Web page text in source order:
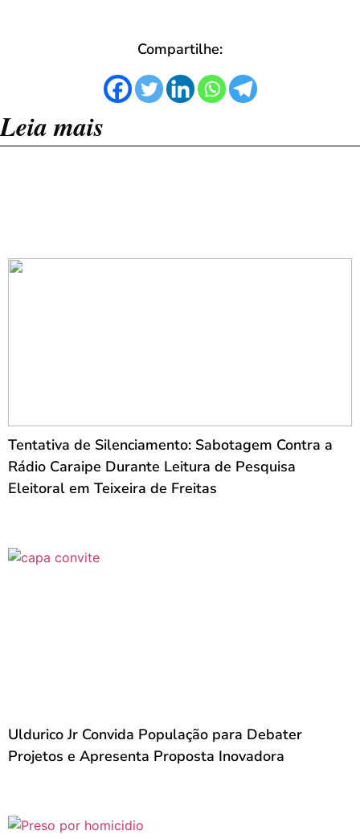
Compartilhe:
Leia mais
Tentativa de Silenciamento: Sabotagem Contra a
Rádio Caraipe Durante Leitura de Pesquisa
Eleitoral em Teixeira de Freitas
Uldurico Jr Convida População para Debater
Projetos e Apresenta Proposta Inovadora